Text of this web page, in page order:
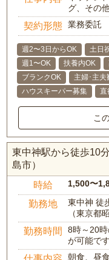
グ、その
契約形態 業務委託
週2〜3日からOK 土日
週1〜OK
扶養内OK
ブランクOK
主婦･主夫
ハウスキーパー募集
直
こ
東中神駅から徒歩10
島市）
時給 1,500〜
勤務地
東中神 徒
（東京都
勤務時間
8時～20
が可能で
朝食、昼